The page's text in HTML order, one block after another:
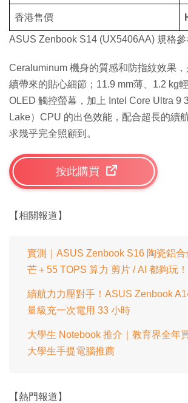
香港售價
ASUS Zenbook S14 (UX5406AA) 規格參
Ceraluminum 機身的質感和防指紋效果
續帶來的貼心細節；11.9 mm薄、1.2 kg
OLED 觸控螢幕，加上 Intel Core Ultra 9
Lake）CPU 的出色效能，配合超長的續
求幾乎完全照顧到。
按此購買
【相關報道】
實測｜ASUS Zenbook S16 陶瓷鋁合
芒＋55 TOPS 算力 剪片 / AI 都夠玩！
續航力力壓對手！ASUS Zenbook
量級充一次電用 33 小時
大學生 Notebook 推介｜教育界全年
大學生手提電腦推薦
【熱門報道】